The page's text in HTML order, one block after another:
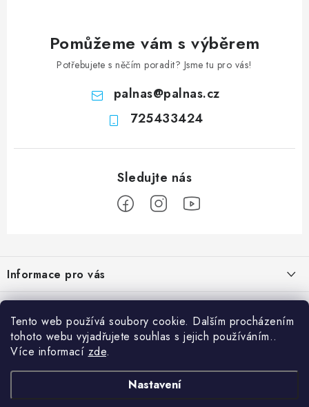
Tento web používá soubory cookie. Dalším procházením
tohoto webu vyjadřujete souhlas s jejich používáním..
Více informací zde.
Nastavení
Pomůžeme vám s výběrem
Potřebujete s něčím poradit? Jsme tu pro vás!
palnas@palnas.cz
725433424
p
a
Informace pro vás
Obchodní podmínky
Podmínky ochrany osobních údajů
Odstoupení od kupní smlouvy
Přihlášení
E-mail
Vyhledávání